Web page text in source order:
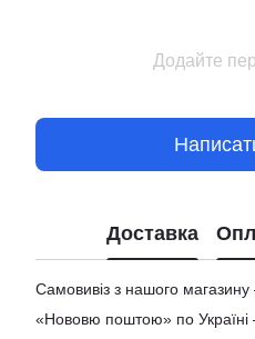
Додайте
Доставка
Самовивіз з нашого
«Нововю поштою» по Україні